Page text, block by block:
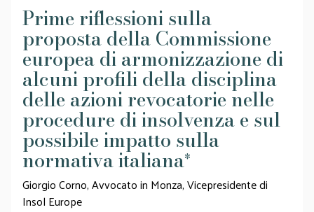
Prime riflessioni sulla
proposta della Commissione
europea di armonizzazione di
alcuni profili della disciplina
delle azioni revocatorie nelle
procedure di insolvenza e sul
possibile impatto sulla
normativa italiana*
Giorgio Corno, Avvocato in Monza, Vicepresidente di
Insol Europe